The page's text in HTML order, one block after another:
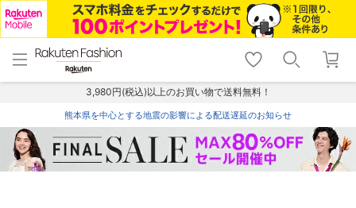
menu home
トップ
shopping_cart lock_outline
ログイン
3,980円(税込)以上のお買い物で送料無料！
熊本県を中心とする地震の影響による配送遅延のお知らせ